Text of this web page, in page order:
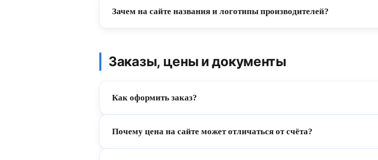
Зачем на сайте названия и логотипы производителей?
Заказы, цены и документы
Как оформить заказ?
Почему цена на сайте может отличаться от счёта?